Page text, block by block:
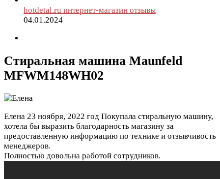
hotdetal.ru интернет-магазин отзывы
04.01.2024
Стиральная машина Maunfeld
MFWM148WH02
Елена 23 ноября, 2022 год Покупала стиральную машину,
хотела бы выразить благодарность магазину за
предоставленную информацию по технике и отзывчивость
менеджеров.
Полностью довольна работой сотрудников.